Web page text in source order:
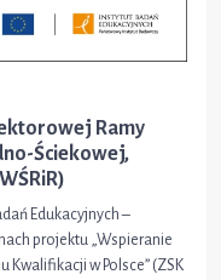
Ramy
Ściekowej,
Edukacyjnych –
projektu „Wspieranie
w Polsce” (ZSK